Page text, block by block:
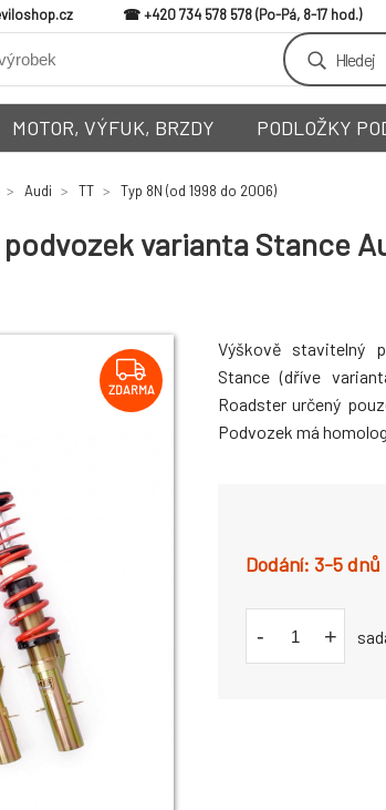
+420 734 578 578
Hledej
MOTOR, VÝFUK, BRZDY PODLOŽKY
Audi TT Typ 8N (od 1998 do 2006)
varianta Stance
ZDARMA
Výškově stavitelný
Stance (dříve
Roadster určený
Podvozek má
3-5 dnů
- +